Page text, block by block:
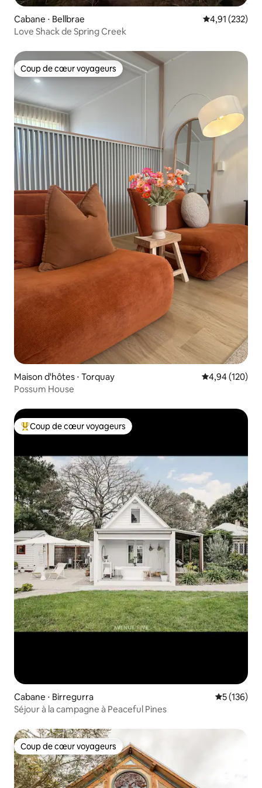
Cabane ⋅ Bellbrae Évaluation
4,91 (232)
Love Shack de Spring Creek
Coup de cœur voyageurs
Coup de cœur voyageurs
Maison d'hôtes ⋅ Torquay Évaluation
4,94 (120)
Possum House
Coups de cœur voyageurs les plus appréciés
Coup de cœur voyageurs
Cabane ⋅ Birregurra Évaluation
5 (136)
Séjour à la campagne à Peaceful Pines
Coup de cœur voyageurs
Coup de cœur voyageurs